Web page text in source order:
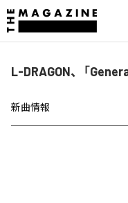
L-DRAGON、「
新曲情報